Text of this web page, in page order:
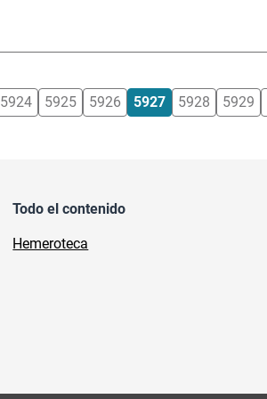
5924 5925 5926 5927 5928 5929
Todo el contenido
Hemeroteca